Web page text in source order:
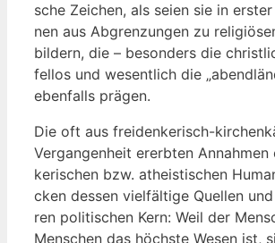
sche Zei­chen, als sei­en sie in
nen aus Abgren­zun­gen zu
bil­dern, die – beson­ders die
fel­los und wesent­lich die
eben­falls prägen.
Die oft aus frei­den­ke­risch-
Ver­gan­gen­heit ererb­ten
ke­ri­schen bzw. athe­is­ti­schen
cken des­sen viel­fäl­ti­ge Quel­len
ren poli­ti­schen Kern: Weil der
Men­schen das höchs­te Wesen ist,